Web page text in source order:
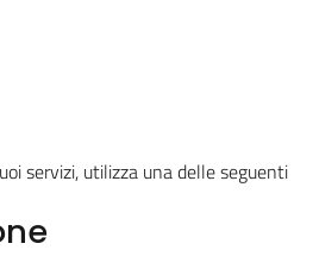
servizi, utilizza una delle seguenti